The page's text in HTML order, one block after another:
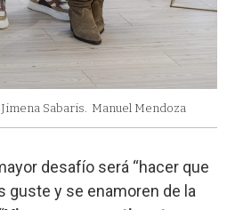
Sabaris. Manuel Mendoza
desafío será “hacer que
guste y se enamoren de la